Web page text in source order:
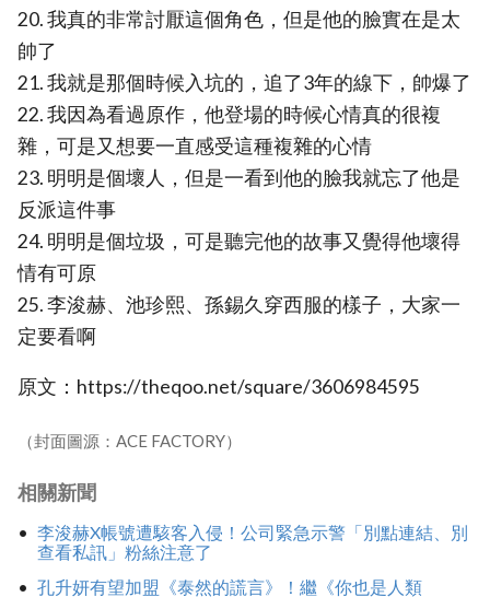
20. 我真的非常討厭這個角色，但是他的臉實在是太
帥了
21. 我就是那個時候入坑的，追了3年的線下，帥爆了
22. 我因為看過原作，他登場的時候心情真的很複
雜，可是又想要一直感受這種複雜的心情
23. 明明是個壞人，但是一看到他的臉我就忘了他是
反派這件事
24. 明明是個垃圾，可是聽完他的故事又覺得他壞得
情有可原
25. 李浚赫、池珍熙、孫錫久穿西服的樣子，大家一
定要看啊
原文：https://theqoo.net/square/3606984595
（封面圖源：ACE FACTORY）
相關新聞
李浚赫X帳號遭駭客入侵！公司緊急示警「別點連結、別
查看私訊」粉絲注意了
孔升妍有望加盟《泰然的謊言》！繼《你也是人類